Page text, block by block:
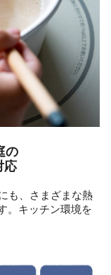
の
応
も、さまざまな熱
。キッチン環境を